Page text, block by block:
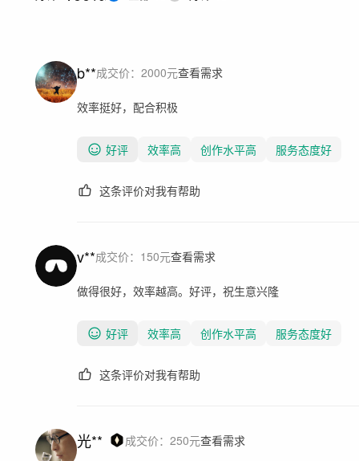
b**成交价： 2000元查看需求
效率挺好，配合积极
好评 效率高 创作水平高 服务态度好
这条评价对我有帮助
v**成交价： 150元查看需求
做得很好，效率越高。好评，祝生意兴隆
好评 效率高 创作水平高 服务态度好
这条评价对我有帮助
光** 成交价： 250元查看需求